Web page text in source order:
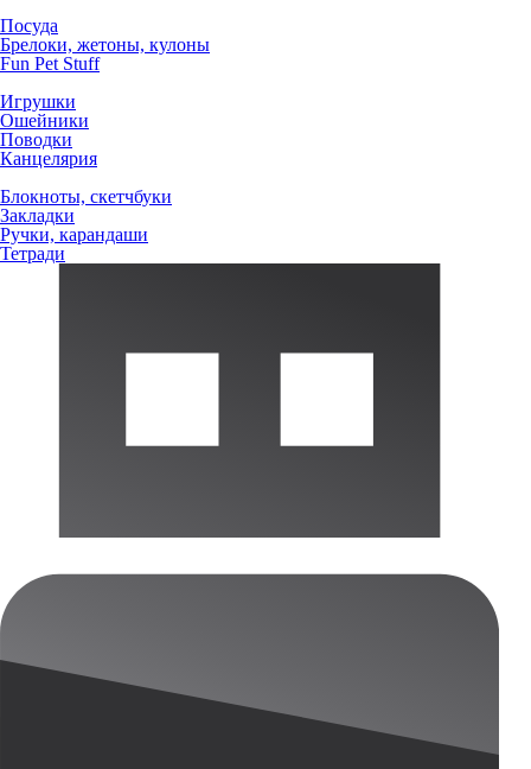
Посуда
Брелоки, жетоны, кулоны
Fun Pet Stuff
Игрушки
Ошейники
Поводки
Канцелярия
Блокноты, скетчбуки
Закладки
Ручки, карандаши
Тетради